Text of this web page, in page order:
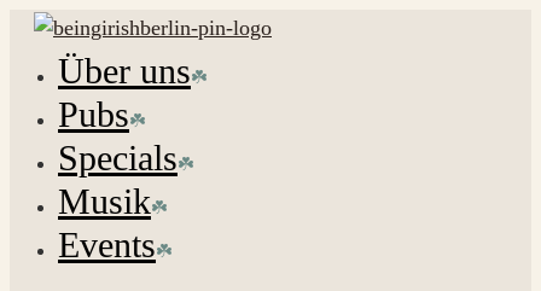
Über uns
Pubs
Specials
Musik
Events